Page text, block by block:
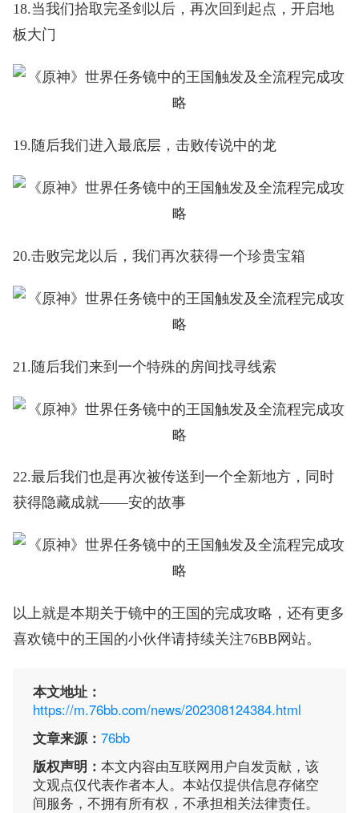
18.当我们拾取完圣剑以后，再次回到起点，开启地
板大门
19.随后我们进入最底层，击败传说中的龙
20.击败完龙以后，我们再次获得一个珍贵宝箱
21.随后我们来到一个特殊的房间找寻线索
22.最后我们也是再次被传送到一个全新地方，同时
获得隐藏成就——安的故事
以上就是本期关于镜中的王国的完成攻略，还有更多
喜欢镜中的王国的小伙伴请持续关注76BB网站。
本文地址：
https://m.76bb.com/news/202308124384.html
文章来源： 76bb
版权声明： 本文内容由互联网用户自发贡献，该
文观点仅代表作者本人。本站仅提供信息存储空
间服务，不拥有所有权，不承担相关法律责任。